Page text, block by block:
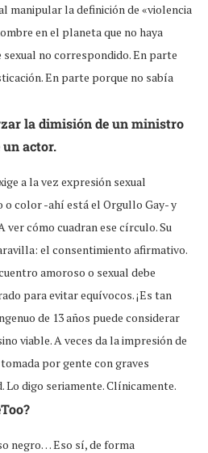
manipular la definición de «violencia
en el planeta que no haya
sexual no correspondido. En parte
En parte porque no sabía
la dimisión de un ministro
actor.
a la vez expresión sexual
o color -ahí está el Orgullo Gay- y
ver cómo cuadran ese círculo. Su
el consentimiento afirmativo.
amoroso o sexual debe
para evitar equívocos. ¡Es tan
de 13 años puede considerar
viable. A veces da la impresión de
por gente con graves
digo seriamente. Clínicamente.
negro… Eso sí, de forma